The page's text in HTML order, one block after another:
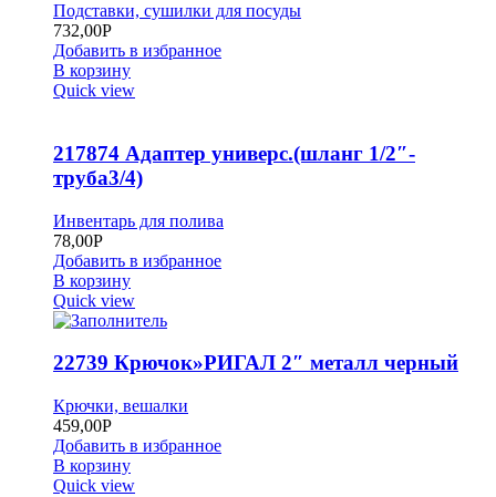
Подставки, сушилки для посуды
732,00Р
Добавить в избранное
В корзину
Quick view
217874 Адаптер универс.(шланг 1/2″-
труба3/4)
Инвентарь для полива
78,00Р
Добавить в избранное
В корзину
Quick view
22739 Крючок»РИГАЛ 2″ металл черный
Крючки, вешалки
459,00Р
Добавить в избранное
В корзину
Quick view